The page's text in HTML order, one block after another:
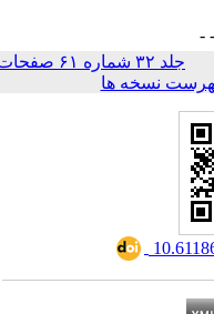
جلد ۳۲ شماره ۶۱ صفحات
نسخه ها